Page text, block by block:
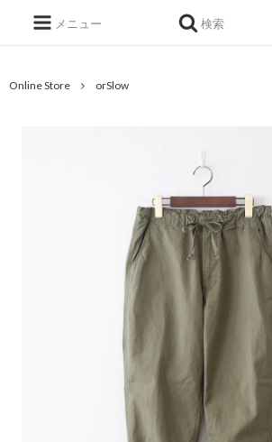
メニュー 検索
Online Store orSlow